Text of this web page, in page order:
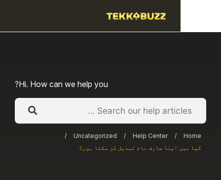
Hi. How can we help you?
Help Center
/
Uncategorized
/
اپنا صارف نام تبدیل کر سکتا ہوں؟